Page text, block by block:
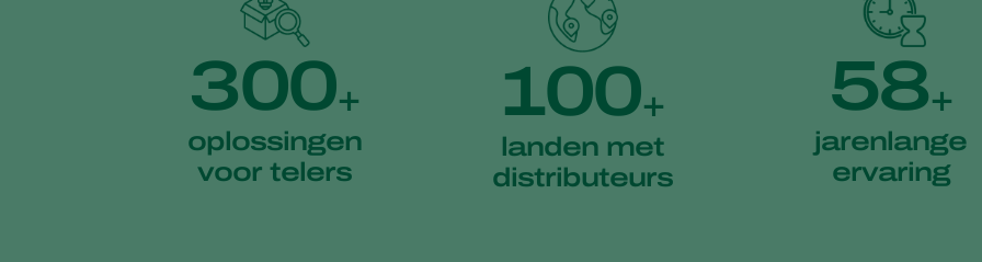
300+
oplossingen
voor telers
100+
landen met
distributeurs
58+
jarenlange
ervaring